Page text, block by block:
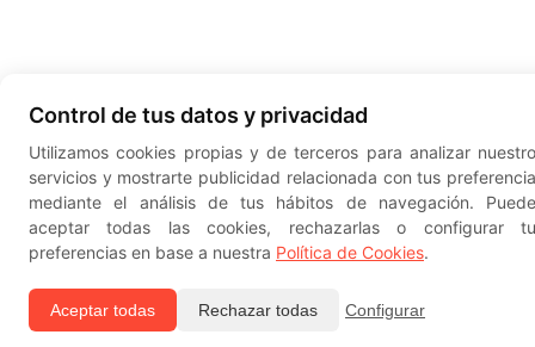
Control de tus datos y privacidad
Utilizamos cookies propias y de terceros para analizar
servicios y mostrarte publicidad relacionada con tus
mediante el análisis de tus hábitos de navegación.
aceptar todas las cookies, rechazarlas o configurar
preferencias en base a nuestra Política de Cookies.
Aceptar todas Rechazar todas Configurar